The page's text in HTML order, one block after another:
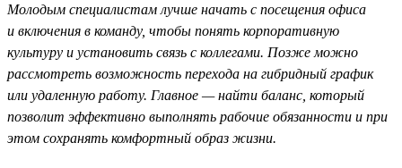
Молодым специалистам лучше начать с посещения офиса
и включения в команду, чтобы понять корпоративную
культуру и установить связь с коллегами. Позже можно
рассмотреть возможность перехода на гибридный график
или удаленную работу. Главное — найти баланс, который
позволит эффективно выполнять рабочие обязанности и при
этом сохранять комфортный образ жизни.